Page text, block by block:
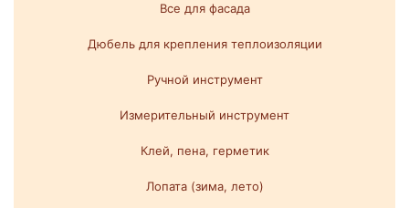
Все для фасада
Дюбель для крепления теплоизоляции
Ручной инструмент
Измерительный инструмент
Клей, пена, герметик
Лопата (зима, лето)